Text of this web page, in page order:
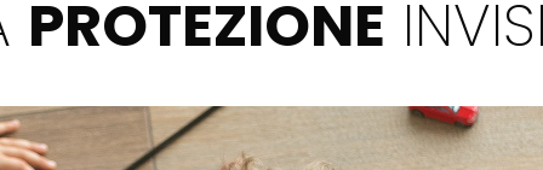
PROTEZIONE